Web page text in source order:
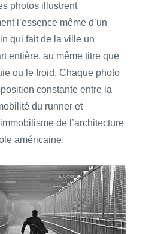
photos illustrent
l’essence même d’un
qui fait de la ville un
entière, au même titre que
ou le froid. Chaque photo
constante entre la
du runner et
de l’architecture
américaine.